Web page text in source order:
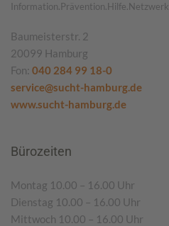
Information.Prävention.Hilfe.Netzwerk.
Baumeisterstr. 2
20099 Hamburg
Fon: 040 284 99 18-0
service@sucht-hamburg.de
www.sucht-hamburg.de
Bürozeiten
Montag 10.00 – 16.00 Uhr
Dienstag 10.00 – 16.00 Uhr
Mittwoch 10.00 – 16.00 Uhr